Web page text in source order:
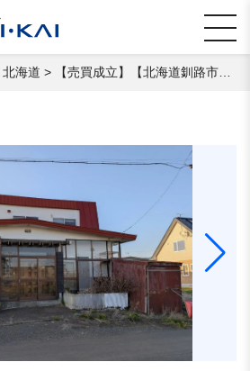
北海道 > 【売買成立】【北海道釧路市⼤楽⽑】 空き家